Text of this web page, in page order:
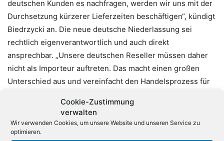
Cookie-Zustimmung
verwalten
Wir verwenden Cookies, um unsere Website und unseren Service zu
optimieren.
deutschen Kunden es nachfragen, werden wir uns mit der
Durchsetzung kürzerer Lieferzeiten beschäftigen“, kündigt
Biedrzycki an. Die neue deutsche Niederlassung sei
rechtlich eigenverantwortlich und auch direkt
ansprechbar. „Unsere deutschen Reseller müssen daher
nicht als Importeur auftreten. Das macht einen großen
Unterschied aus und vereinfacht den Handelsprozess für
Data betreibt mit „Colorovo“ auch eine Eigenmarke. Dazu
zählen Tablets, Supplies und Accessories. Die so
genannten „City Tablets“ sind Tablet PCs mit 3D-Displays,